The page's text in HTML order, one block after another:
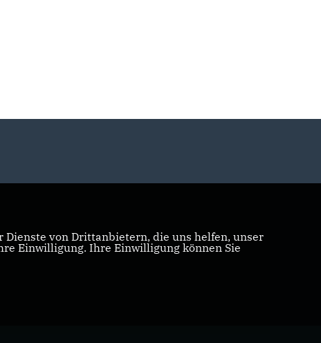
Dienste von Drittanbietern, die uns helfen, unser
Einwilligung. Ihre Einwilligung können Sie